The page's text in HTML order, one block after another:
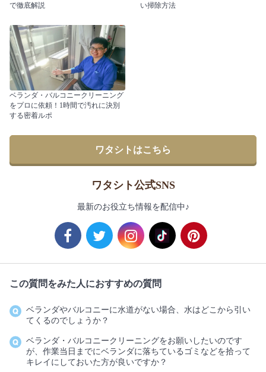
で徹底解説
い掃除方法
ベランダ・バルコニークリーニング
をプロに依頼！1時間で汚れに決別
する密着ルポ
ワタシトはこちら
ワタシト公式SNS
最新のお役立ち情報を配信中♪
この質問をみた人におすすめの質問
ベランダやバルコニーに水道がない場合、水はどこから引い
てくるのでしょうか？
ベランダ・バルコニークリーニングをお願いしたいのです
が、作業当日までにベランダに落ちているゴミなどを拾って
キレイにしておいた方が良いですか？